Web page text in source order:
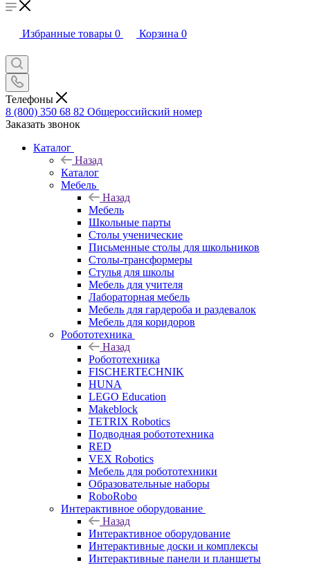
Избранные товары 0 Корзина 0
Телефоны
8 (800) 350 68 82 Общероссийский номер
Заказать звонок
Каталог
Назад
Каталог
Мебель
Назад
Мебель
Школьные парты
Столы ученические
Письменные столы для школьников
Столы-трансформеры
Стулья для школы
Мебель для учителя
Лабораторная мебель
Мебель для гардероба и раздевалок
Мебель для коридоров
Робототехника
Назад
Робототехника
FISCHERTECHNIK
HUNA
LEGO Education
Makeblock
TETRIX Robotics
Подводная робототехника
RED
VEX Robotics
Мебель для робототехники
Образовательные наборы
RoboRobo
Интерактивное оборудование
Назад
Интерактивное оборудование
Интерактивные доски и комплексы
Интерактивные панели и планшеты